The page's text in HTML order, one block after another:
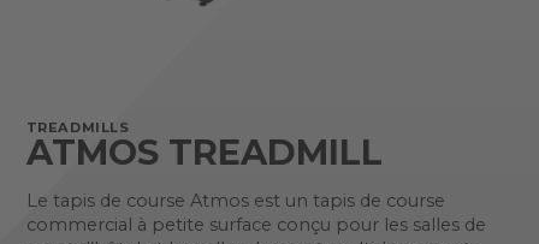
TREADMILLS
ATMOS TREADMILL
Le tapis de course Atmos est un tapis de course
commercial à petite surface conçu pour les salles de